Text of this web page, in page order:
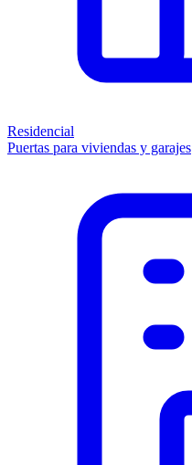
Residencial
Puertas para viviendas y garajes